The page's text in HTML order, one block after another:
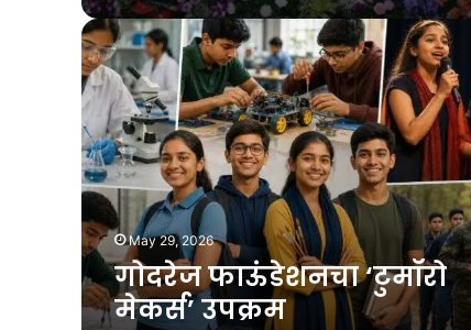
गोदरेज
फाऊंडेशनचा
‘टुमॉरो
मेकर्स’
उपक्रम
May 29, 2026
गोदरेज फाऊंडेशनचा ‘टुमॉरो
मेकर्स’ उपक्रम